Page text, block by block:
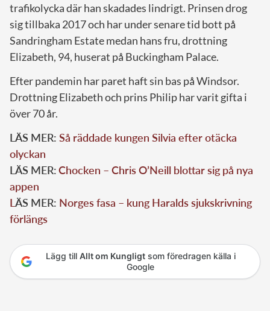
trafikolycka där han skadades lindrigt. Prinsen drog
sig tillbaka 2017 och har under senare tid bott på
Sandringham Estate medan hans fru, drottning
Elizabeth, 94, huserat på Buckingham Palace.
Efter pandemin har paret haft sin bas på Windsor.
Drottning Elizabeth och prins Philip har varit gifta i
över 70 år.
LÄS MER: Så räddade kungen Silvia efter otäcka
olyckan
LÄS MER:Chocken – Chris O’Neill blottar sig på nya
appen
L ÄS MER: Norges fasa – kung Haralds sjukskrivning
förlängs
Lägg till Allt om Kungligtsom föredragen källa i
Google